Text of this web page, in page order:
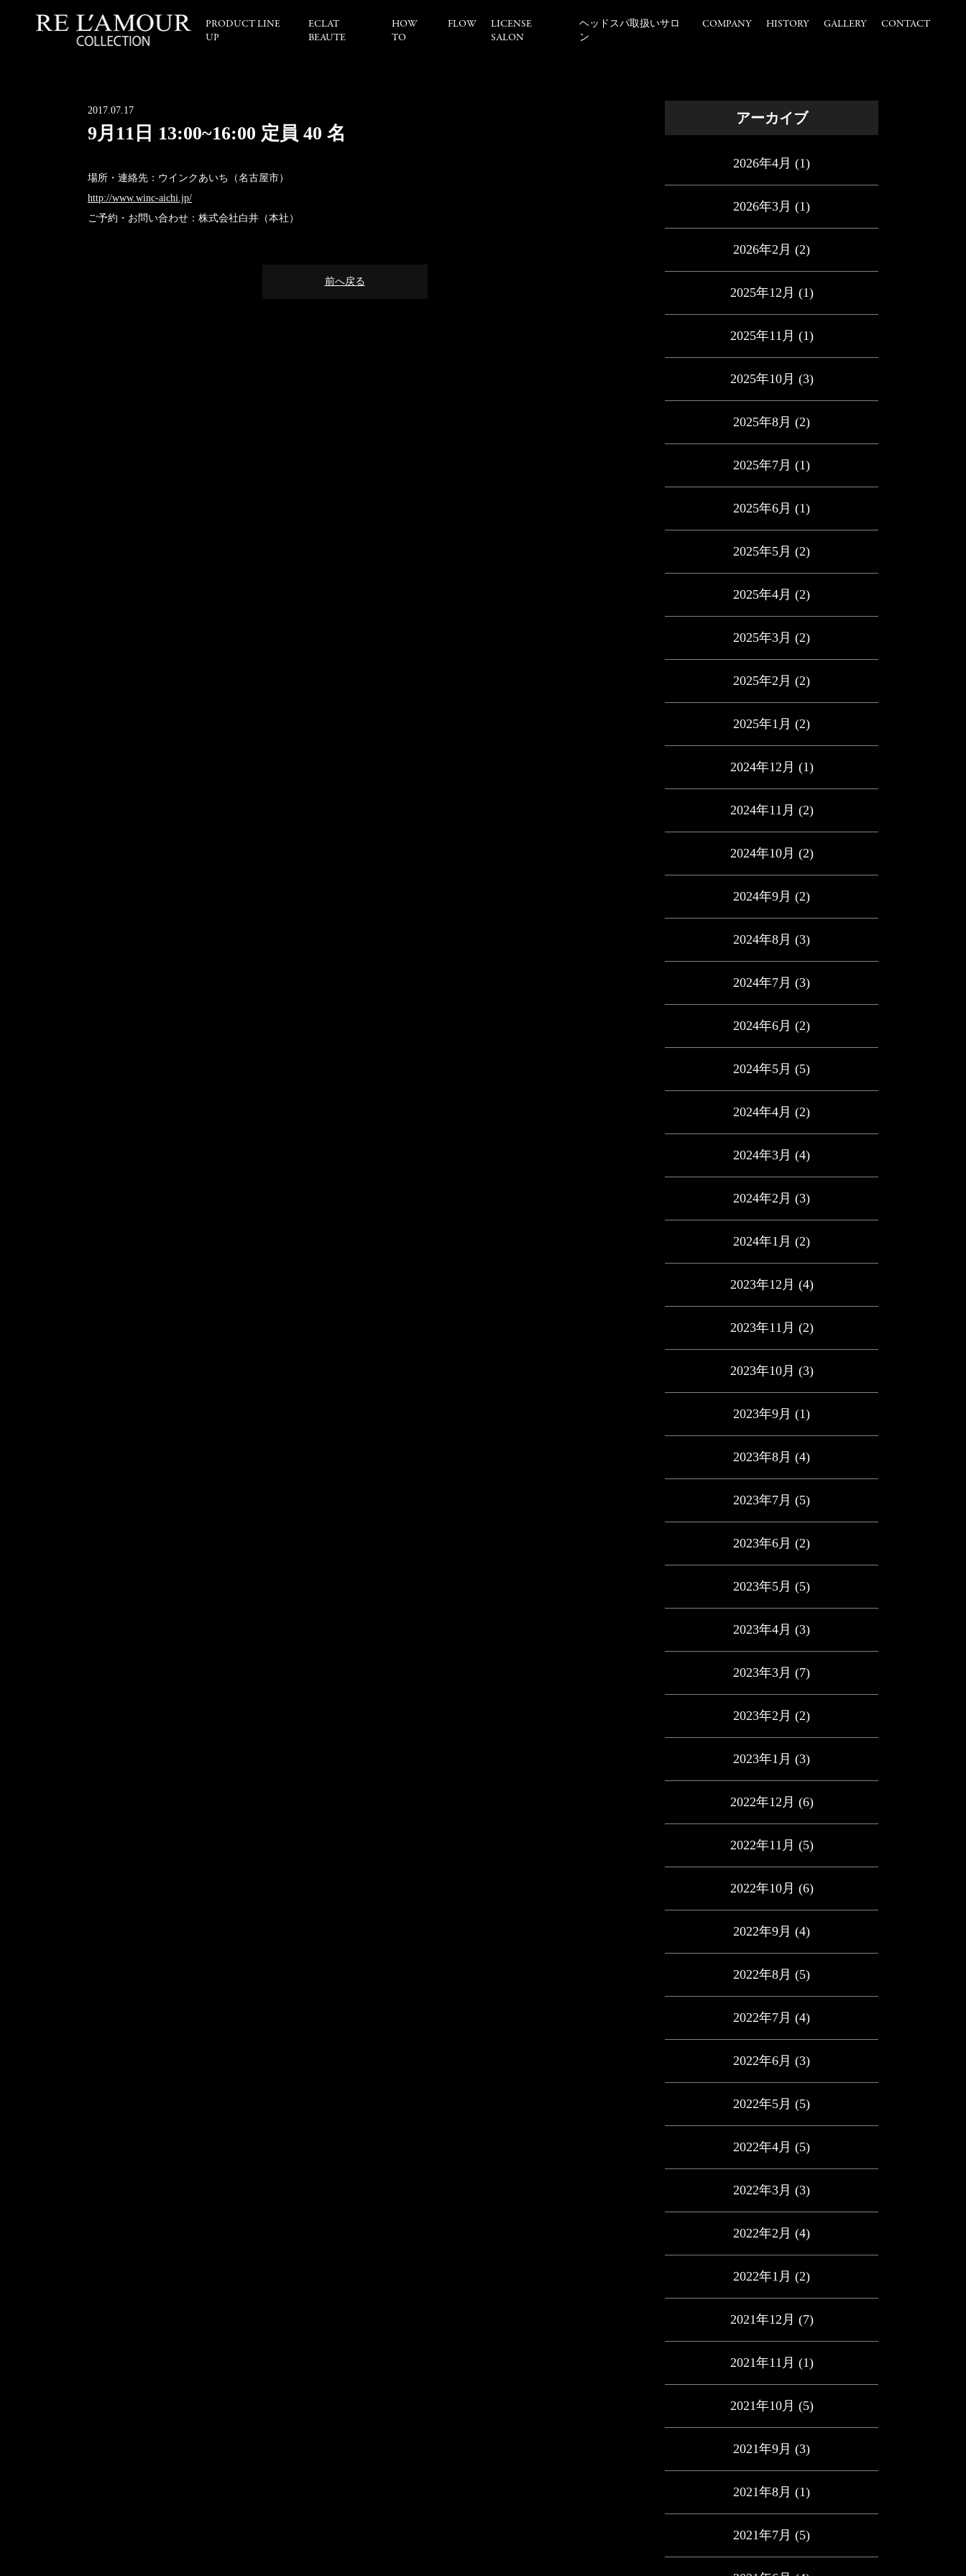
PRODUCT LINE
UP
ECLAT
BEAUTE
HOW
TO
FLOW
LICENSE
SALON
ヘッドスパ取扱いサロ
ン
COMPANY HISTORY GALLERY CONTACT
2017.07.17
9月11日 13:00~16:00 定員 40 名
場所・連絡先：ウインクあいち（名古屋市）
http://www.winc-aichi.jp/
ご予約・お問い合わせ：株式会社白井（本社）
前へ戻る
アーカイブ
2026年4月 (1)
2026年3月 (1)
2026年2月 (2)
2025年12月 (1)
2025年11月 (1)
2025年10月 (3)
2025年8月 (2)
2025年7月 (1)
2025年6月 (1)
2025年5月 (2)
2025年4月 (2)
2025年3月 (2)
2025年2月 (2)
2025年1月 (2)
2024年12月 (1)
2024年11月 (2)
2024年10月 (2)
2024年9月 (2)
2024年8月 (3)
2024年7月 (3)
2024年6月 (2)
2024年5月 (5)
2024年4月 (2)
2024年3月 (4)
2024年2月 (3)
2024年1月 (2)
2023年12月 (4)
2023年11月 (2)
2023年10月 (3)
2023年9月 (1)
2023年8月 (4)
2023年7月 (5)
2023年6月 (2)
2023年5月 (5)
2023年4月 (3)
2023年3月 (7)
2023年2月 (2)
2023年1月 (3)
2022年12月 (6)
2022年11月 (5)
2022年10月 (6)
2022年9月 (4)
2022年8月 (5)
2022年7月 (4)
2022年6月 (3)
2022年5月 (5)
2022年4月 (5)
2022年3月 (3)
2022年2月 (4)
2022年1月 (2)
2021年12月 (7)
2021年11月 (1)
2021年10月 (5)
2021年9月 (3)
2021年8月 (1)
2021年7月 (5)